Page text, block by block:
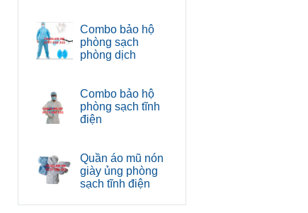
Combo bảo hộ
phòng sạch
phòng dịch
Combo bảo hộ
phòng sạch tĩnh
điện
Quần áo mũ nón
giày ủng phòng
sạch tĩnh điện